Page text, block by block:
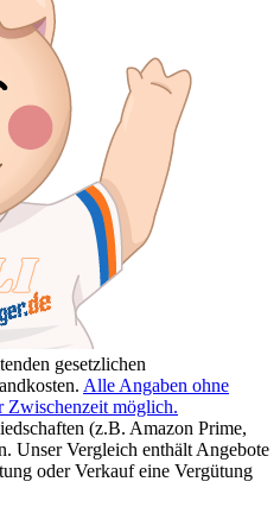
gesetzlichen
Alle Angaben ohne
Zwischenzeit möglich.
(z.B. Amazon Prime,
Unser Vergleich enthält Angebote
oder Verkauf eine Vergütung